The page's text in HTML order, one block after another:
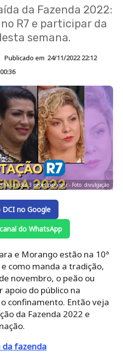
da Fazenda 2022:
R7 e participar da
semana.
Publicado em 24/11/2022 22:12
um dos 3 peões para sair - Foto: divulgação
DCI no Google
do WhatsApp
e Morango estão na 10ª
como manda a tradição,
novembro, o peão ou
apoio do público na
confinamento. Então veja
da Fazenda 2022 e
da fazenda